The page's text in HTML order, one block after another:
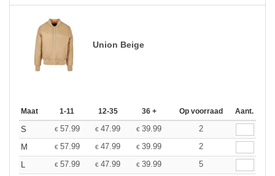
Union Beige
Maat 1-11 12-35 36 + Op voorraad Aant.
S € 57.99 € 47.99 € 39.99
2
M
€ 57.99 € 47.99 € 39.99
2
€ 57.99 € 47.99 € 39.99
5